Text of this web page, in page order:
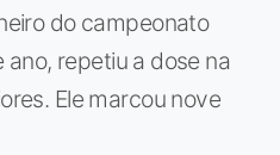
do campeonato
ano, repetiu a dose na
Ele marcou nove